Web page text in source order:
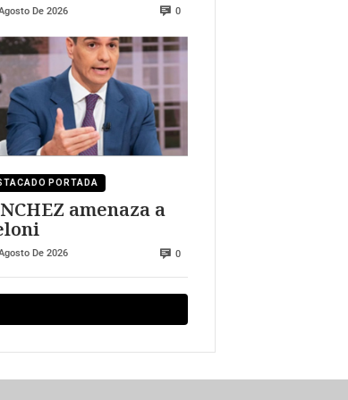
De 2026 0
PORTADA
amenaza a
De 2026 0